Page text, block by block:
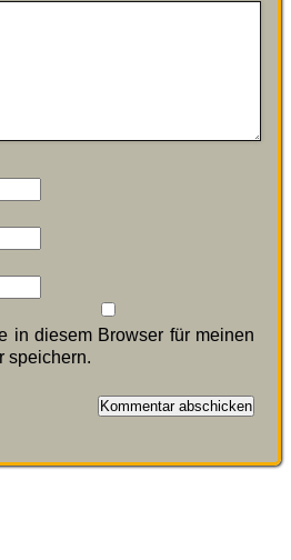
in diesem Browser für meinen
speichern.